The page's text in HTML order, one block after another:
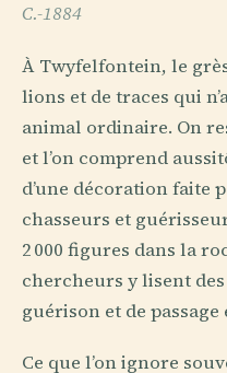
C.-1884
À Twyfelfontein, le
lions et de traces qui
animal ordinaire. On
et l’on comprend
d’une décoration faite
chasseurs et
2 000 figures dans la
chercheurs y lisent
guérison et de
Ce que l’on ignore